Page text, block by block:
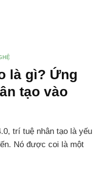
là gì? Ứng
tạo vào
trí tuệ nhân tạo là yếu
Nó được coi là một